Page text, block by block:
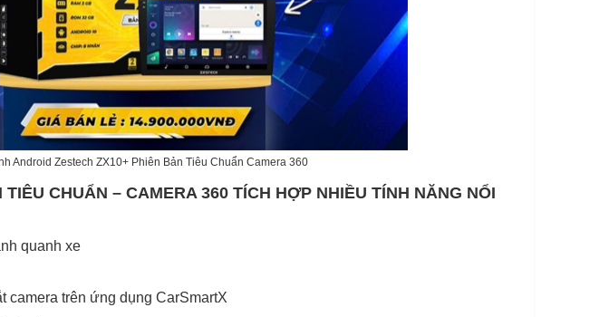
Android Zestech ZX10+ Phiên Bản Tiêu Chuẩn Camera 360
CHUẨN – CAMERA 360 TÍCH HỢP NHIỀU TÍNH NĂNG NỔI
quanh xe
camera trên ứng dụng CarSmartX